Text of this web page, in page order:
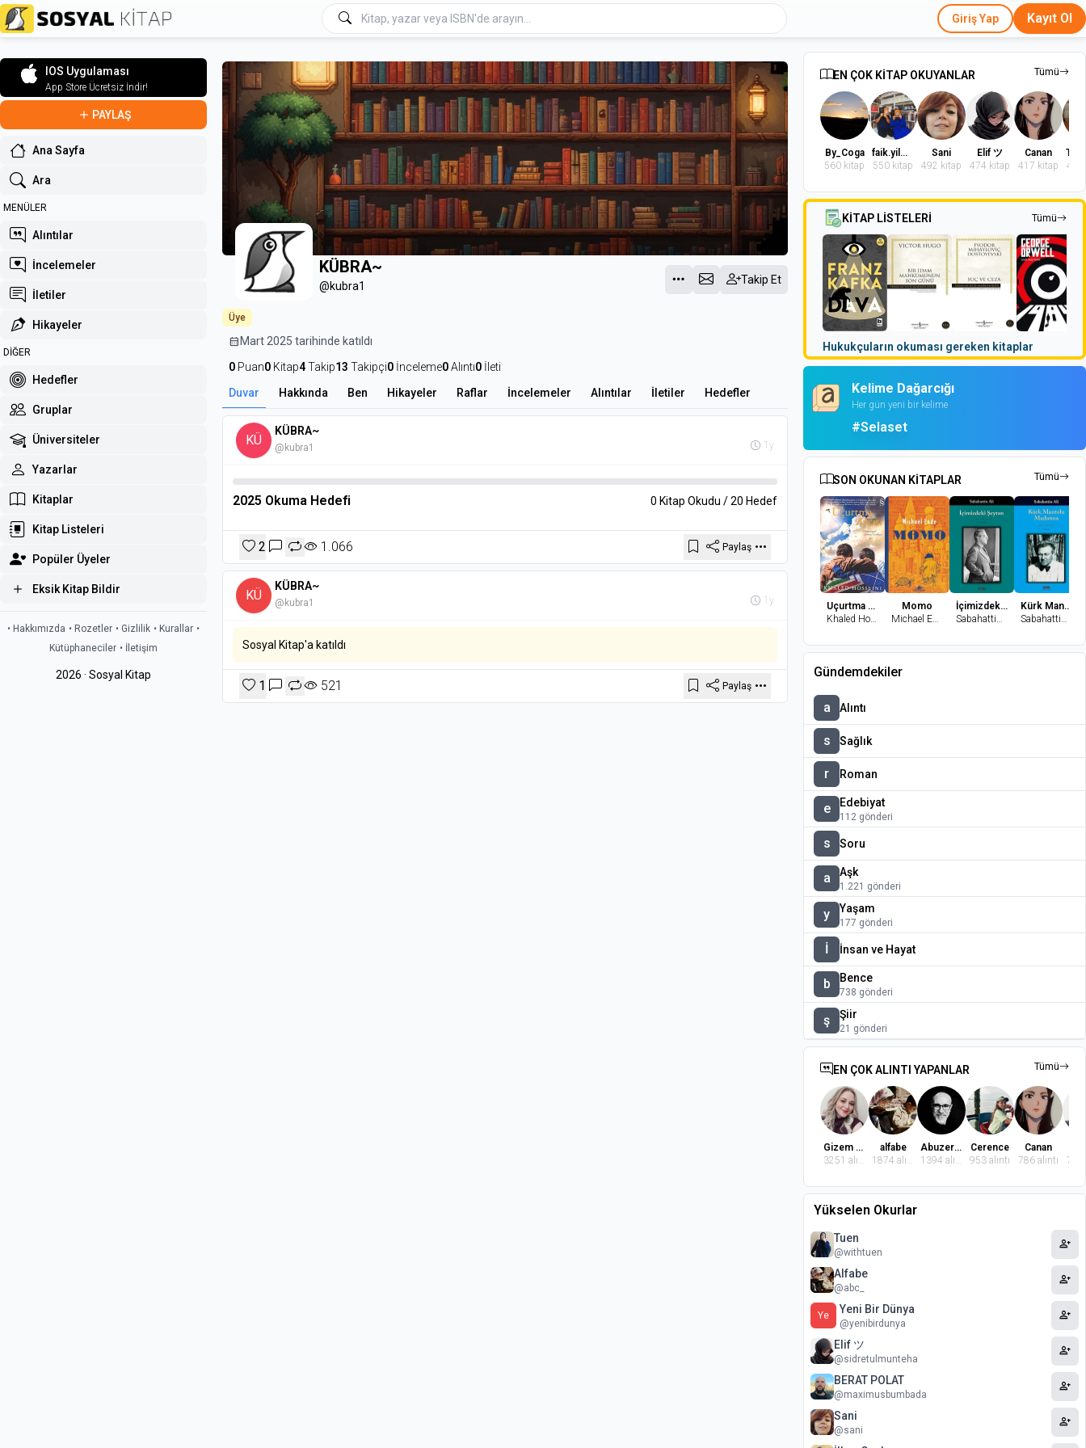
Giriş Yap Kayıt Ol
IOS Uygulaması
App Store Ücretsiz İndir!
PAYLAŞ
Ana Sayfa
Ara
MENÜLER
Alıntılar
İncelemeler
İletiler
Hikayeler
DİĞER
Hedefler
Gruplar
Üniversiteler
Yazarlar
Kitaplar
Kitap Listeleri
Popüler Üyeler
Eksik Kitap Bildir
• Hakkımızda • Rozetler • Gizlilik • Kurallar •
Kütüphaneciler • İletişim
2026 · Sosyal Kitap
KÜBRA~
@kubra1 Takip Et
Üye
calendar_month Mart 2025 tarihinde katıldı
0 Puan0 Kitap4Takip13 Takipçi0 İnceleme0Alıntı0 İleti
Duvar
Hakkında Ben Hikayeler Raflar İncelemeler Alıntılar İletiler Hedefler
KÜ
KÜBRA~
@kubra1 1y
2025 Okuma Hedefi 0 Kitap Okudu / 20 Hedef
2 1.066 Paylaş
KÜ
KÜBRA~
@kubra1 1y
Sosyal Kitap'a katıldı
1 521 Paylaş
EN ÇOK KİTAP OKUYANLAR Tümü
By_Coga
560 kitap
faik.yilmaz.9
550 kitap
Sani
492 kitap
Elif ツ
474 kitap
Canan
417 kitap
402
KİTAP LİSTELERİ Tümü
Hukukçuların okuması gereken kitaplar
Kelime Dağarcığı
Her gün yeni bir kelime
#Selaset
SON OKUNAN KİTAPLAR Tümü
Uçurtma Avcısı
Khaled Hosseini
Momo
Michael Ende
İçimizdeki Şeytan
Sabahattin Ali
Kürk Mantolu Madonna
Sabahattin Ali
Gündemdekiler
a Alıntı
s Sağlık
r Roman
e Edebiyat
112 gönderi
s Soru
a Aşk
1.221 gönderi
y Yaşam
177 gönderi
İ İnsan ve Hayat
b Bence
738 gönderi
ş Şiir
21 gönderi
EN ÇOK ALINTI YAPANLAR Tümü
Gizem Dindaroğlu
3251 alıntı
alfabe
1874 alıntı
Abuzer Badem
1394 alıntı
Cerence
953 alıntı
Canan
786 alıntı
764
Yükselen Okurlar
Tuen
@withtuen person_add
Alfabe
@abc_ person_add
Ye Yeni Bir Dünya
@yenibirdunya person_add
Elif ツ
@sidretulmunteha person_add
BERAT POLAT
@maximusbumbada person_add
Sani
@sani person_add